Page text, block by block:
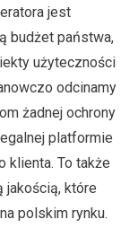
jest
budżet państwa,
użyteczności
odcinamy
żadnej ochrony
platformie
klienta. To także
jakością, które
polskim rynku.